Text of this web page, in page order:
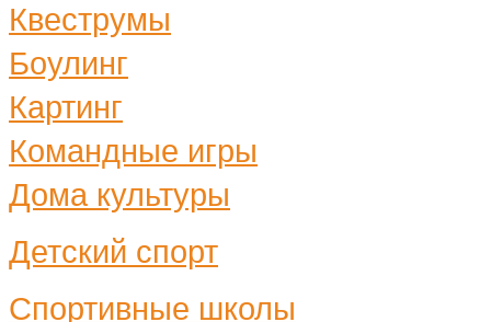
Квеструмы
Боулинг
Картинг
Командные игры
Дома культуры
Детский спорт
Спортивные школы